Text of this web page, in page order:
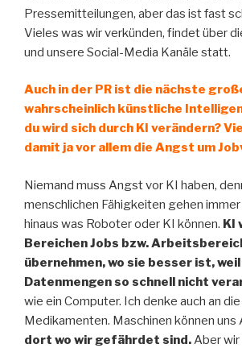
Pressemitteilungen, aber das ist fast
Vieles was wir verkünden, findet über
und unsere Social-Media Kanäle statt.
Auch in der PR ist die nächste
wahrscheinlich künstliche
du wird sich durch KI verändern?
damit ja vor allem die Angst um
Niemand muss Angst vor KI haben,
menschlichen Fähigkeiten gehen
hinaus was Roboter oder KI können. KI
Bereichen Jobs bzw.
übernehmen, wo sie besser ist,
Datenmengen so schnell nicht
wie ein Computer. Ich denke auch an
Medikamenten. Maschinen können uns
dort wo wir gefährdet sind.Aber wir